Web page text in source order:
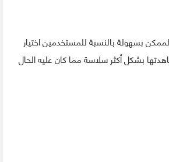
بسهولة بالنسبة للمستخدمين اختيار
بشكل أكثر سلاسة مما كان عليه الحال